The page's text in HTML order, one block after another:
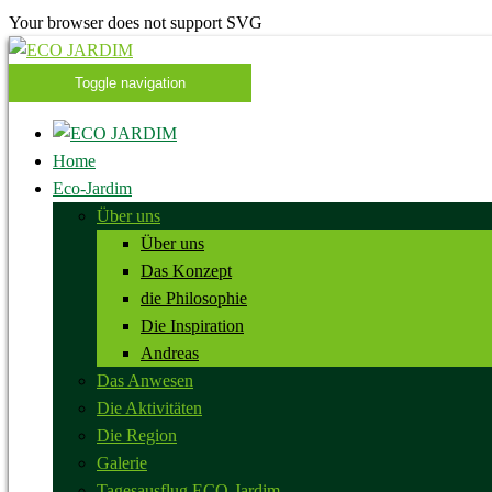
Your browser does not support SVG
Toggle navigation
Home
Eco-Jardim
Über uns
Über uns
Das Konzept
die Philosophie
Die Inspiration
Andreas
Das Anwesen
Die Aktivitäten
Die Region
Galerie